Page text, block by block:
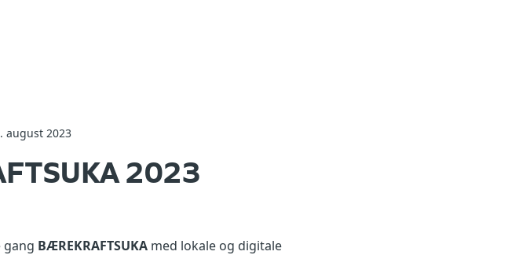
august 2023
2023
BÆREKRAFTSUKAmed lokale og digitale